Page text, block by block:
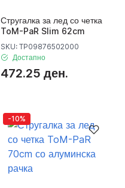
Стругалка за лед со четка
ToM-PaR Slim 62cm
SKU: TP09876502000
Достапно
472.25 ден.
-10%